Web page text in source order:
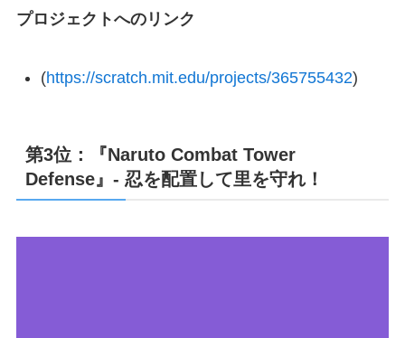
プロジェクトへのリンク
(https://scratch.mit.edu/projects/365755432)
第3位：『Naruto Combat Tower
Defense』- 忍を配置して里を守れ！